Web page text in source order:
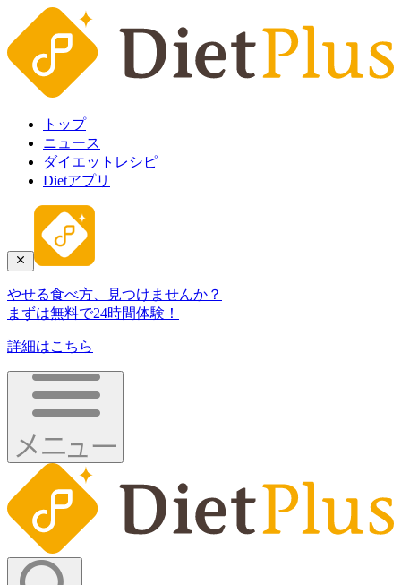
トップ
ニュース
ダイエットレシピ
Dietアプリ
やせる食べ方、見つけませんか？
まずは無料で24時間体験！
詳細はこちら